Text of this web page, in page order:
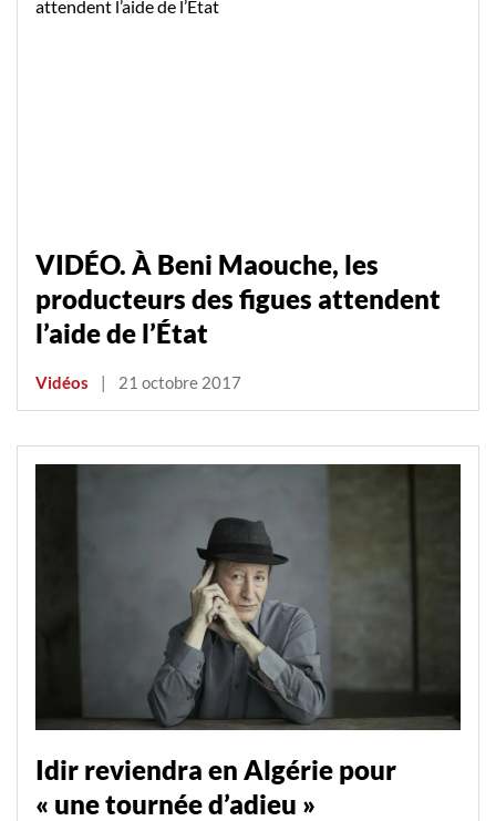
VIDÉO. À Beni Maouche, les
producteurs des figues attendent
l’aide de l’État
Vidéos | 21 octobre 2017
Idir reviendra en Algérie pour
« une tournée d’adieu »